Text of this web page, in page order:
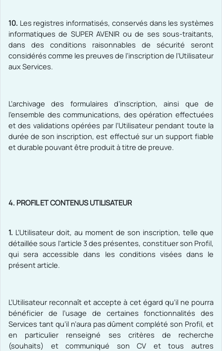
10. Les registres informatisés, conservés dans les systèmes
informatiques de SUPER AVENIR ou de ses sous-traitants,
dans des conditions raisonnables de sécurité seront
considérés comme les preuves de l’inscription de l’Utilisateur
aux Services.
L’archivage des formulaires d’inscription, ainsi que de
l’ensemble des communications, des opération effectuées
et des validations opérées par l’Utilisateur pendant toute la
durée de son inscription, est effectué sur un support fiable
et durable pouvant être produit à titre de preuve.
4. PROFIL ET CONTENUS UTILISATEUR
1. L’Utilisateur doit, au moment de son inscription, telle que
détaillée sous l'article 3 des présentes, constituer son Profil,
qui sera accessible dans les conditions visées dans le
présent article.
L’Utilisateur reconnaît et accepte à cet égard qu’il ne pourra
bénéficier de l’usage de certaines fonctionnalités des
Services tant qu’il n’aura pas dûment complété son Profil, et
en particulier renseigné ses critères de recherche
(souhaits) et communiqué son CV et tous autres